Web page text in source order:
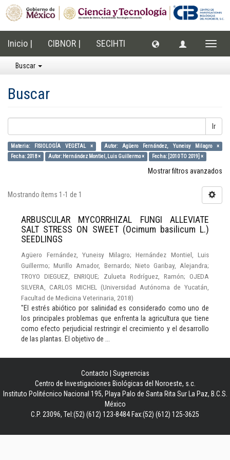
Inicio | CIBNOR | SECIHTI
Buscar
Buscar
Ir
Materia: FISIOLOGÍA VEGETAL ×
Autor: Agüero Fernández, Yuneisy Milagro ×
Fecha: 2018 ×
Autor: Hernández Montiel, Luis Guillermo × Fecha: [2010 TO 2019] ×
Mostrar filtros avanzados
Mostrando ítems 1-1 de 1
ARBUSCULAR MYCORRHIZAL FUNGI ALLEVIATE
SALT STRESS ON SWEET (Ocimum basilicum L.)
SEEDLINGS
Agüero Fernández, Yuneisy Milagro; Hernández Montiel, Luis
Guillermo;Murillo Amador, Bernardo; Nieto Garibay, Alejandra;
TROYO DIEGUEZ, ENRIQUE; Zulueta Rodríguez, Ramón;OJEDA
SILVERA, CARLOS MICHEL
(Universidad Autónoma de Yucatán,
Facultad de Medicina Veterinaria 2018)
"El estrés abiótico por salinidad es considerado como uno de
los principales problemas que enfrenta la agricultura que tiene
como efecto perjudicial restringir el crecimiento y el desarrollo
de las plantas. El objetivo de ...
Contacto
Sugerencias
Centro de Investigaciones Biológicas del Noroeste, s.c.
Instituto Politécnico Nacional 195, Playa Palo de Santa Rita Sur La Paz, B.C.S.
México
C.P. 23096, Tel:(52) (612) 123-8484 Fax:(52) (612) 125-3625